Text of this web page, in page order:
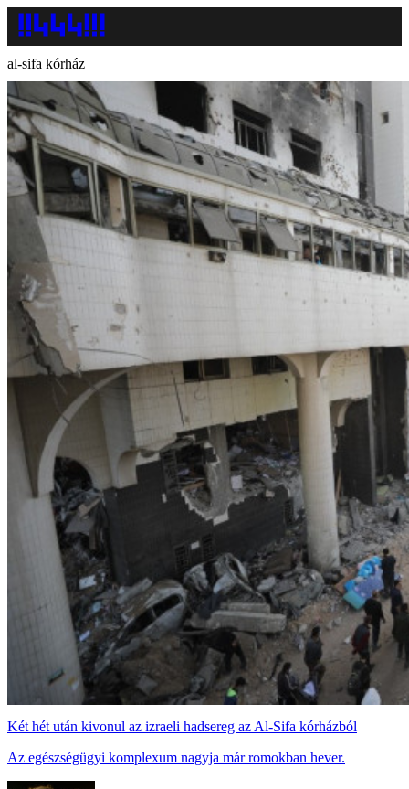
al-sifa kórház
Két hét után kivonul az izraeli hadsereg az Al-Sifa kórházból
Az egészségügyi komplexum nagyja már romokban hever.